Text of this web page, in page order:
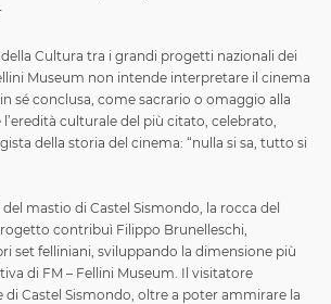
Cultura tra i grandi progetti nazionali dei
Museum non intende interpretare il cinema
sé conclusa, come sacrario o omaggio alla
culturale del più citato, celebrato,
della storia del cinema: “nulla si sa, tutto si
mastio di Castel Sismondo, la rocca del
contribuì Filippo Brunelleschi,
set felliniani, sviluppando la dimensione più
di FM – Fellini Museum. Il visitatore
di Castel Sismondo, oltre a poter ammirare la